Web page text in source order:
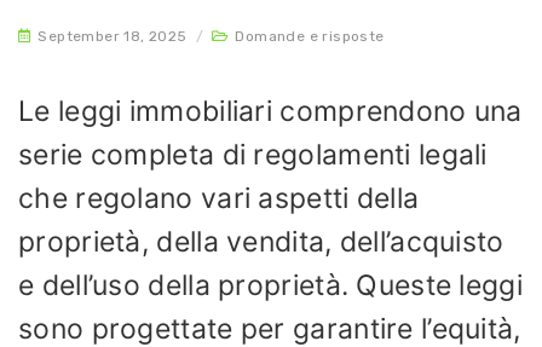
September 18, 2025 / Domande e risposte
Le leggi immobiliari comprendono una
serie completa di regolamenti legali
che regolano vari aspetti della
proprietà, della vendita, dell’acquisto
e dell’uso della proprietà. Queste leggi
sono progettate per garantire l’equità,